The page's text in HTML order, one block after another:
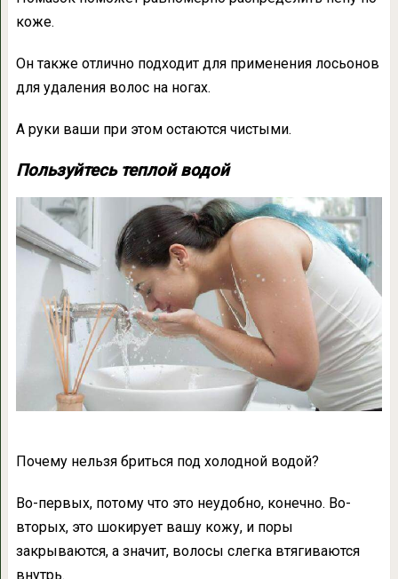
коже.
Он также отлично подходит для применения лосьонов
для удаления волос на ногах.
А руки ваши при этом остаются чистыми.
Пользуйтесь теплой водой
Почему нельзя бриться под холодной водой?
Во-первых, потому что это неудобно, конечно. Во-
вторых, это шокирует вашу кожу, и поры
закрываются, а значит, волосы слегка втягиваются
внутрь.